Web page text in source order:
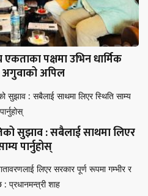
एकताका पक्षमा उभिन धार्मिक
अपिल
सुझाव : सबैलाई साथमा लिएर
पार्नुहोस्